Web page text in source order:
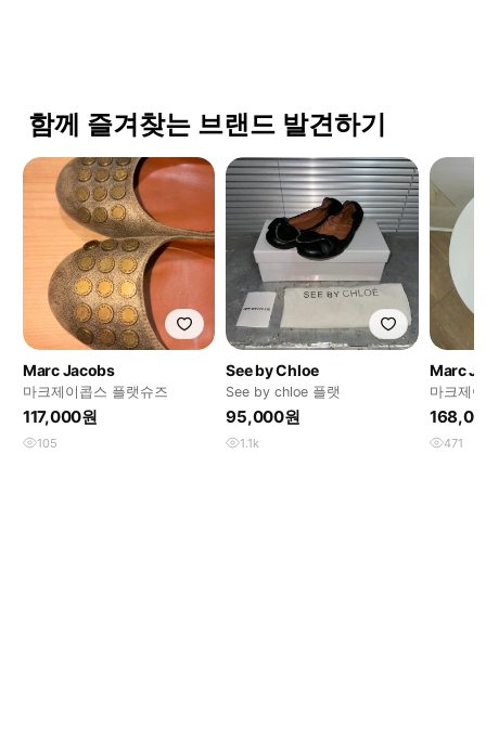
함께 즐겨찾는 브랜드 발견하기
Marc Jacobs
마크제이콥스 플랫슈즈
117,000원
105
See by Chloe
See by chloe 플랫
95,000원
1.1k
Marc
마크제
플랫슈즈
471